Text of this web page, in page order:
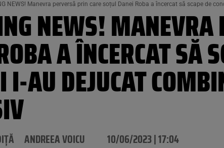
NEWS! Manevra perversă prin care soțul Danei Roba a încercat să scape de
NEWS! MANEVRA
A ÎNCERCAT SĂ
AU DEJUCAT
ANDREEA VOICU 10/06/2023 | 17:04